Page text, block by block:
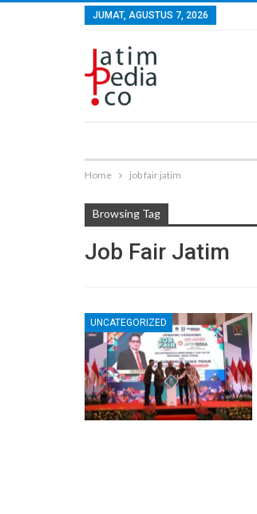
JUMAT, AGUSTUS 7, 2026
Home job fair jatim
Browsing Tag
Job Fair Jatim
UNCATEGORIZED